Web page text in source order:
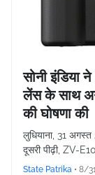
सोनी
लेंस के साथ
की घोषणा की
लुधियाना, 31
दूसरी पीढ़ी, ZV-
State Patrika • 8/